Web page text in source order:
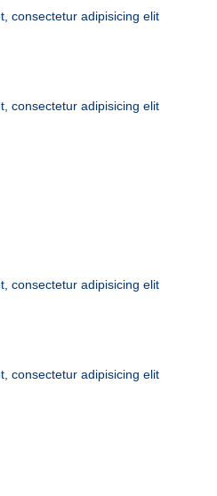
consectetur adipisicing elit
consectetur adipisicing elit
consectetur adipisicing elit
consectetur adipisicing elit